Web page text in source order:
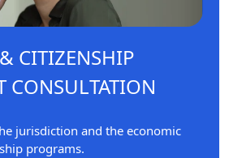
CITIZENSHIP
CONSULTATION
jurisdiction and the economic
programs.